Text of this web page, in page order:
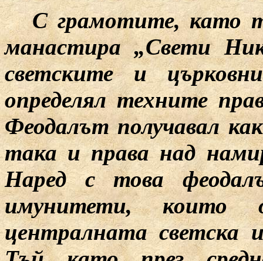
С грамотите, като
манастира „Свети
светските и
определял техните
Феодалът получавал
така и права над
Наред с това
имунитети, които
централната светска